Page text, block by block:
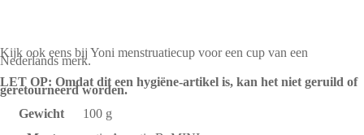
Kijk ook eens bij Yoni menstruatiecup voor een cup van een
Nederlands merk.
LET OP: Omdat dit een hygiëne-artikel is, kan het niet geruild of
geretourneerd worden.
Gewicht
100 g